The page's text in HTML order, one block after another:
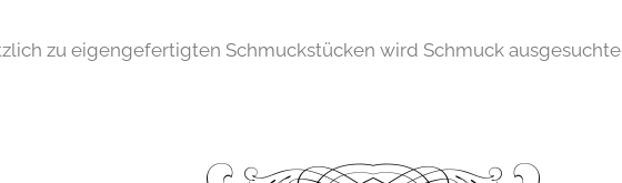
zu eigengefertigten Schmuckstücken wird Schmuck